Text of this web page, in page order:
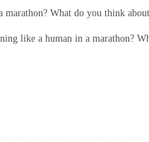
marathon? What do you think
like a human in a marathon?